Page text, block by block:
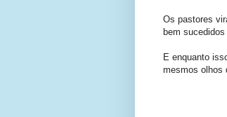
Os pastores
bem sucedidos
E enquanto
mesmos olhos